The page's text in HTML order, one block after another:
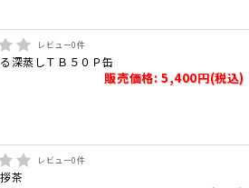
レビュー0件
深蒸しＴＢ５０Ｐ缶
販売価格: 5,400円(税込)
レビュー0件
茶